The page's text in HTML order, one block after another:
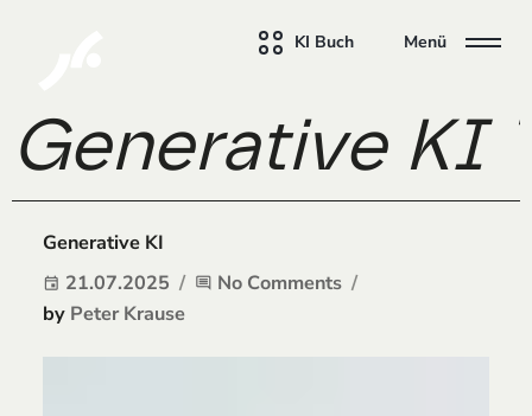
KI Buch Menü
Generative KI
Generative KI
event 21.07.2025 comment No Comments
by Peter Krause